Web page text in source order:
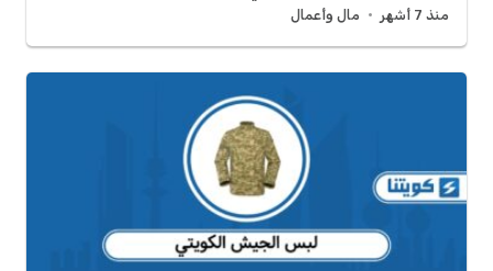
منذ 7 أشهر مال وأعمال